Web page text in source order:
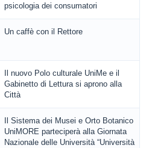
psicologia dei consumatori
Un caffè con il Rettore
Il nuovo Polo culturale UniMe e il
Gabinetto di Lettura si aprono alla
Città
Il Sistema dei Musei e Orto Botanico
UniMORE parteciperà alla Giornata
Nazionale delle Università “Università